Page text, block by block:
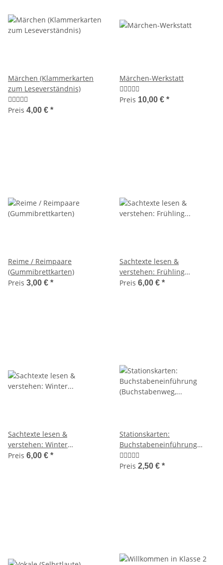
Märchen (Klammerkarten
zum Leseverständnis)
Preis 4,00 € *
Märchen-Werkstatt
Preis 10,00 € *
Reime / Reimpaare
(Gummibrettkarten)
Preis 3,00 € *
Sachtexte lesen &
verstehen: Frühling
(Leseübungen, Klassen 3-4)
Preis 6,00 € *
Sachtexte lesen &
verstehen: Winter
(Leseübungen, Klassen 3-4)
Preis 6,00 € *
Stationskarten:
Buchstabeneinführung
(Buchstabenweg, Stationen)
Preis 2,50 € *